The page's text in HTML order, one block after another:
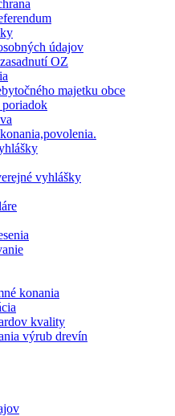
údajov
OZ
majetku obce
vyhlášky
konania
kvality
výrub drevín